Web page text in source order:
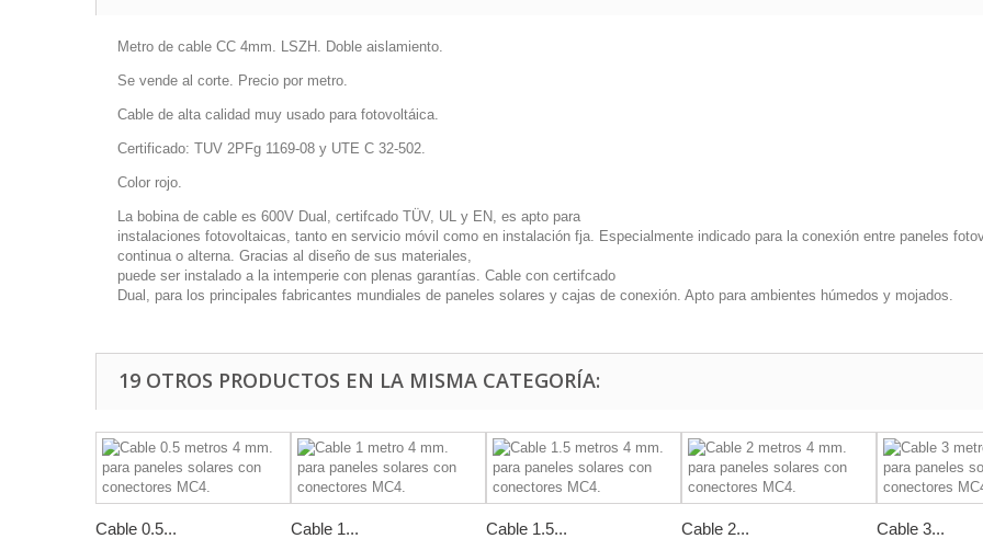
Metro de cable CC 4mm. LSZH. Doble aislamiento.
Se vende al corte. Precio por metro.
Cable de alta calidad muy usado para fotovoltáica.
Certificado: TUV 2PFg 1169-08 y UTE C 32-502.
Color rojo.
La bobina de cable es 600V Dual, certifcado TÜV, UL y EN, es apto para
instalaciones fotovoltaicas, tanto en servicio móvil como en instalación fja. Especialmente indicado para la conexión entre paneles
continua o alterna. Gracias al diseño de sus materiales,
puede ser instalado a la intemperie con plenas garantías. Cable con certifcado
Dual, para los principales fabricantes mundiales de paneles solares y cajas de conexión. Apto para ambientes húmedos y mojados.
19 OTROS PRODUCTOS EN LA MISMA CATEGORÍA:
Cable 0.5... Cable 1... Cable 1.5... Cable 2... Cable 3...